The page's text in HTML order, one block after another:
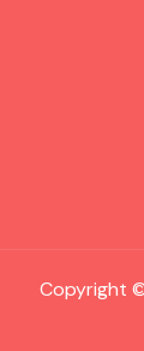
Copyright